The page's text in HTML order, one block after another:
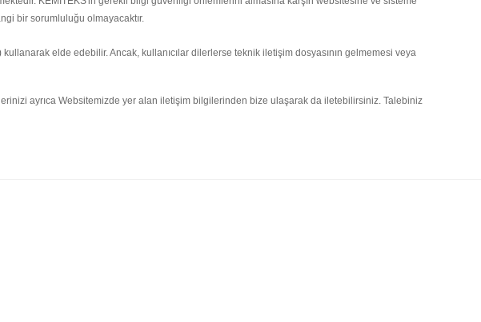
bir sorumluluğu olmayacaktır.
elde edebilir. Ancak, kullanıcılar dilerlerse teknik iletişim dosyasının gelmemesi veya
ayrıca Websitemizde yer alan iletişim bilgilerinden bize ulaşarak da iletebilirsiniz. Talebiniz